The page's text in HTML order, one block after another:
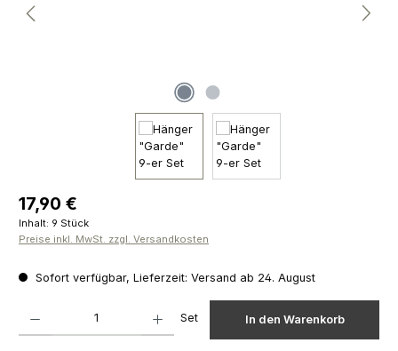
Regulärer Preis:
17,90 €
Inhalt: 9 Stück
Preise inkl. MwSt. zzgl. Versandkosten
Sofort verfügbar, Lieferzeit: Versand ab 24. August
Set In den Warenkorb